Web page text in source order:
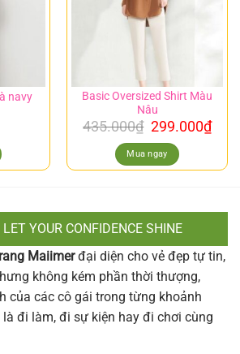
navy
Basic Oversized Shirt Màu
Nâu
435.000₫ 299.000₫
Mua ngay
YOUR CONFIDENCE SHINE
Maiimerđại diện cho vẻ đẹp tự tin,
không kém phần thời thượng,
của các cô gái trong từng khoảnh
đi làm, đi sự kiện hay đi chơi cùng